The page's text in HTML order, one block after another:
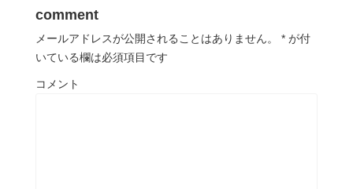
comment
メールアドレスが公開されることはありません。 * が付
いている欄は必須項目です
コメント